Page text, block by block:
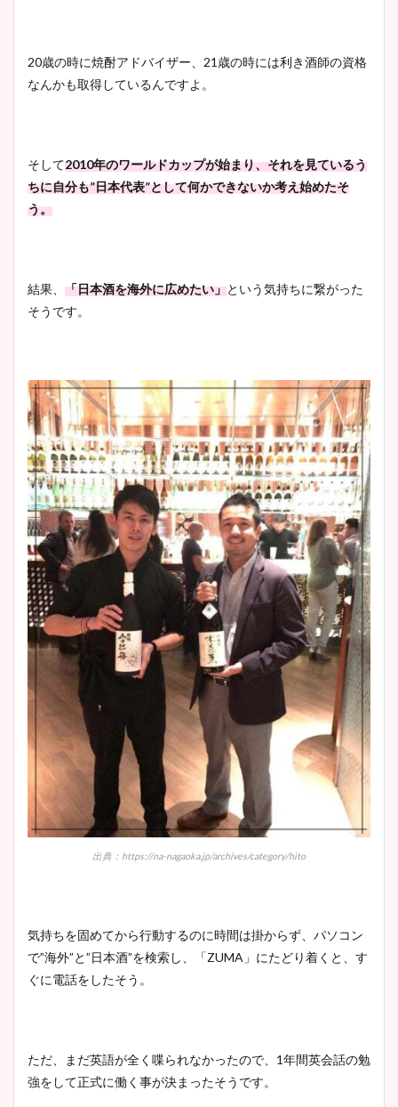
20歳の時に焼酎アドバイザー、21歳の時には利き酒師の資格
なんかも取得しているんですよ。
そして2010年のワールドカップが始まり、それを見ているう
ちに自分も”日本代表”として何かできないか考え始めたそ
う。
結果、 「日本酒を海外に広めたい」という気持ちに繋がった
そうです。
出典：https://na-nagaoka.jp/archives/category/hito
気持ちを固めてから行動するのに時間は掛からず、パソコン
で”海外”と”日本酒”を検索し、「ZUMA」にたどり着くと、す
ぐに電話をしたそう。
ただ、まだ英語が全く喋られなかったので、1年間英会話の勉
強をして正式に働く事が決まったそうです。